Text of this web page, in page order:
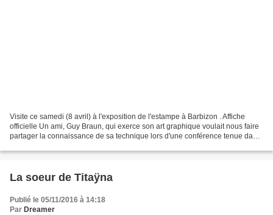
Visite ce samedi (8 avril) à l'exposition de l'estampe à Barbizon . Affiche
officielle Un ami, Guy Braun, qui exerce son art graphique voulait nous faire
partager la connaissance de sa technique lors d'une conférence tenue dans
La soeur de Titaÿna
Publié le 05/11/2016 à 14:18
Par Dreamer